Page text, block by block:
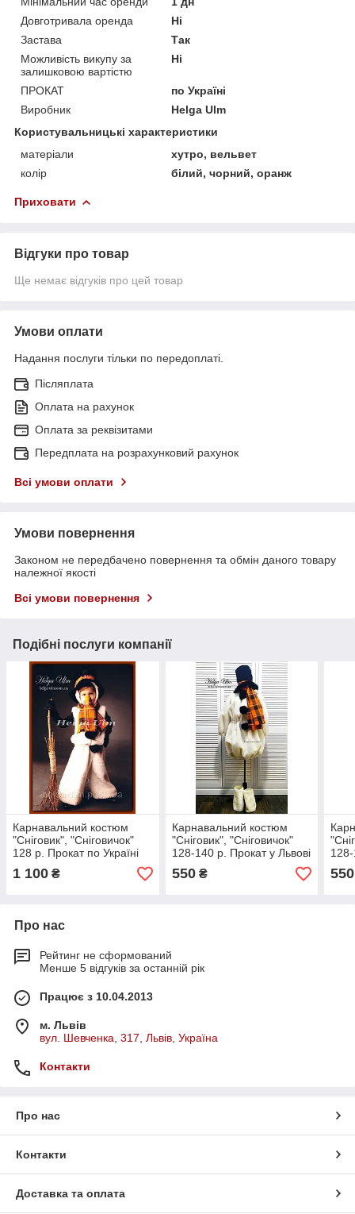
Довготривала оренда
Ні
Застава
Так
Можливість викупу за
залишковою вартістю
Ні
ПРОКАТ
по Україні
Виробник
Helga Ulm
Користувальницькі характеристики
матеріали
хутро, вельвет
колір
білий, чорний, оранж
Приховати
Відгуки про товар
Ще немає відгуків про цей товар
Умови оплати
Надання послуги тільки по передоплаті.
Післяплата
Оплата на рахунок
Оплата за реквізитами
Передплата на розрахунковий рахунок
Всі умови оплати
Умови повернення
Законом не передбачено повернення та обмін даного товару
належної якості
Всі умови повернення
Подібні послуги компанії
Карнавальний костюм
"Сніговик", "Сніговичок"
128 р. Прокат по Україні
1 100 ₴
Карнавальний костюм
"Сніговик", "Сніговичок"
128-140 р. Прокат у Львові
550₴ 550
Про нас
Рейтинг не сформований
Менше 5 відгуків за останній рік
Працює з 10.04.2013
м. Львів
вул. Шевченка, 317, Львів, Україна
Контакти
Про нас
Контакти
Доставка та оплата